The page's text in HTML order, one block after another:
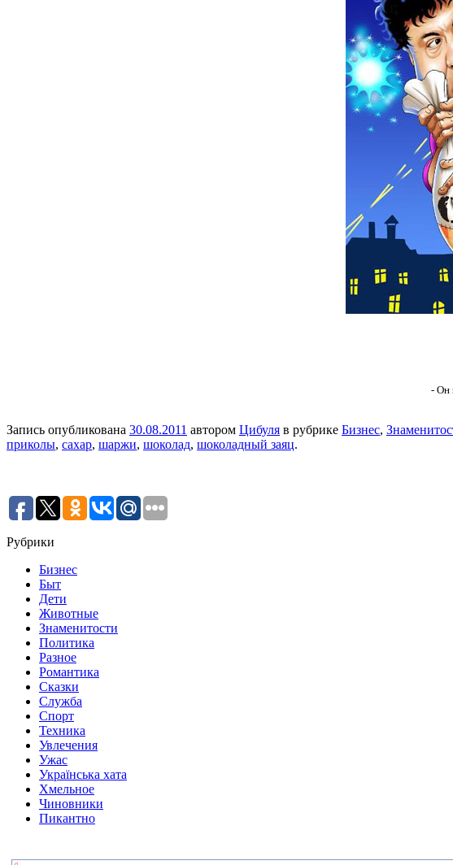
- Он
Запись опубликована 30.08.2011 автором Цибуля в рубрике Бизнес,
приколы, сахар, шаржи, шоколад, шоколадный заяц.
Рубрики
Бизнес
Быт
Дети
Животные
Знаменитости
Политика
Разное
Романтика
Сказки
Служба
Спорт
Техника
Увлечения
Ужас
Українська хата
Хмельное
Чиновники
Пикантно